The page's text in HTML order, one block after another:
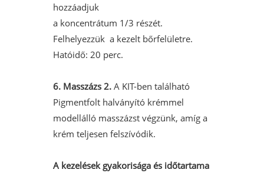
hozzáadjuk
a koncentrátum 1/3 részét.
Felhelyezzük a kezelt bőrfelületre.
Hatóidő: 20 perc.
6. Masszázs 2.A KIT-ben található
Pigmentfolt halványító krémmel
modellálló masszázst végzünk, amíg a
krém teljesen felszívódik.
A kezelések gyakorisága és időtartama